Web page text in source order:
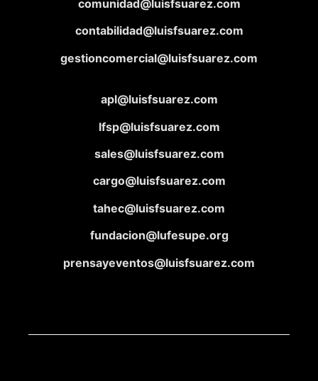
comunidad@luisfsuarez.com
contabilidad@luisfsuarez.com
gestioncomercial@luisfsuarez.com
apl@luisfsuarez.com
lfsp@luisfsuarez.com
sales@luisfsuarez.com
cargo@luisfsuarez.com
tahec@luisfsuarez.com
fundacion@lufesupe.org
prensayeventos@luisfsuarez.com